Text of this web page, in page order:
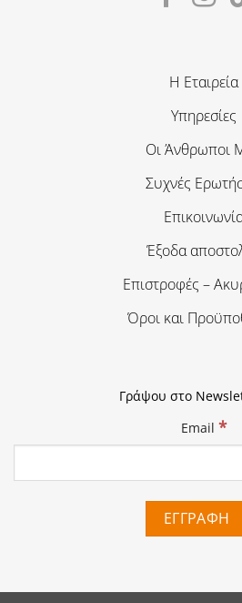
Η Εταιρεία
Υπηρεσίες
Οι Άνθρωποι
Συχνές
Έξοδα
Επιστροφές –
Όροι και
Γράψου στο
Email *